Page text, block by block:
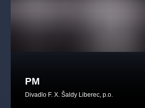
PM
Divadlo F. X. Šaldy Liberec, p.o.